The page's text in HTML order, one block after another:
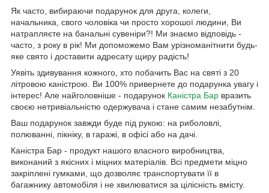
Як часто, вибираючи подарунок для друга, колеги,
начальника, свого чоловіка чи просто хорошої людини, Ви
натрапляєте на банальні сувеніри?! Ми знаємо відповідь -
часто, з року в рік! Ми допоможемо Вам урізноманітнити будь-
яке свято і доставити адресату щиру радість!
Уявіть здивування кожного, хто побачить Вас на святі з 20
літровою каністрою. Ви 100% привернете до подарунка увагу і
інтерес! Але найголовніше - подарунок Каністра Бар вразить
своєю нетривіальністю одержувача і стане самим незабутнім.
Ваш подарунок завжди буде під рукою: на риболовлі,
полюванні, пікніку, в гаражі, в офісі або на дачі.
Каністра Бар - продукт нашого власного виробництва,
виконаний з якісних і міцних матеріалів. Всі предмети міцно
закріплені гумками, що дозволяє транспортувати її в
багажнику автомобіля і не хвилюватися за цілісність вмісту.